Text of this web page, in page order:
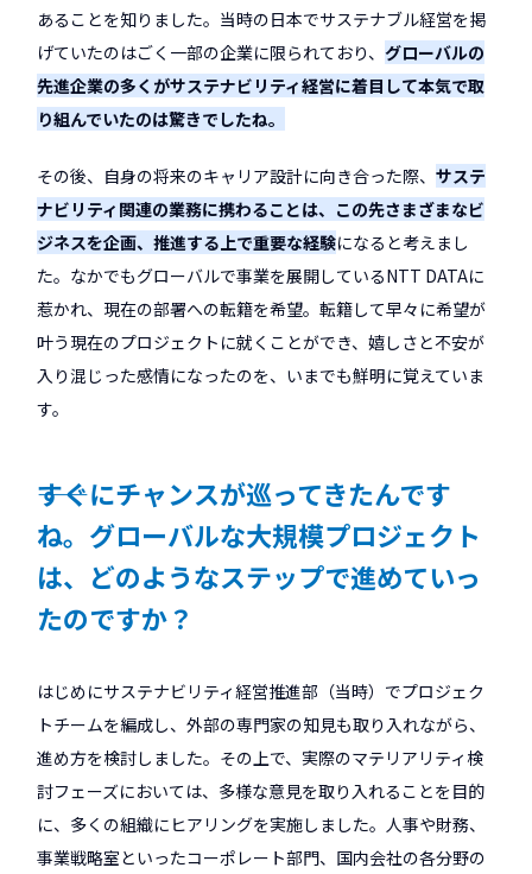
あることを知りました。当時の日本でサステナブル経営を掲
げていたのはごく一部の企業に限られており、グローバルの
先進企業の多くがサステナビリティ経営に着目して本気で取
り組んでいたのは驚きでしたね。
その後、自身の将来のキャリア設計に向き合った際、サステ
ナビリティ関連の業務に携わることは、この先さまざまなビ
ジネスを企画、推進する上で重要な経験になると考えまし
た。なかでもグローバルで事業を展開しているNTT DATAに
惹かれ、現在の部署への転籍を希望。転籍して早々に希望が
叶う現在のプロジェクトに就くことができ、嬉しさと不安が
入り混じった感情になったのを、いまでも鮮明に覚えていま
す。
――すぐにチャンスが巡ってきたんです
ね。グローバルな大規模プロジェクト
は、どのようなステップで進めていっ
たのですか？
はじめにサステナビリティ経営推進部（当時）でプロジェク
トチームを編成し、外部の専門家の知見も取り入れながら、
進め方を検討しました。その上で、実際のマテリアリティ検
討フェーズにおいては、多様な意見を取り入れることを目的
に、多くの組織にヒアリングを実施しました。人事や財務、
事業戦略室といったコーポレート部門、国内会社の各分野の